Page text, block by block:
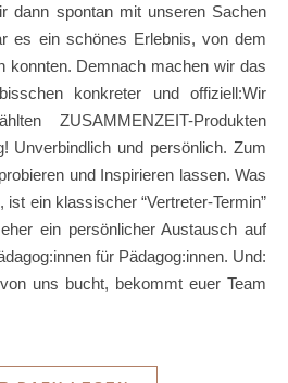
dann spontan mit unseren Sachen
es ein schönes Erlebnis, von dem
konnten. Demnach machen wir das
konkreter und offiziell:Wir
ZUSAMMENZEIT-Produkten
Unverbindlich und persönlich. Zum
und Inspirieren lassen. Was
ein klassischer “Vertreter-Termin”
ein persönlicher Austausch auf
für Pädagog:innen. Und:
uns bucht, bekommt euer Team